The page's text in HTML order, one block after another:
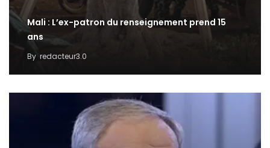
Mali : L’ex-patron du renseignement prend 15
ans
By redacteur3.0